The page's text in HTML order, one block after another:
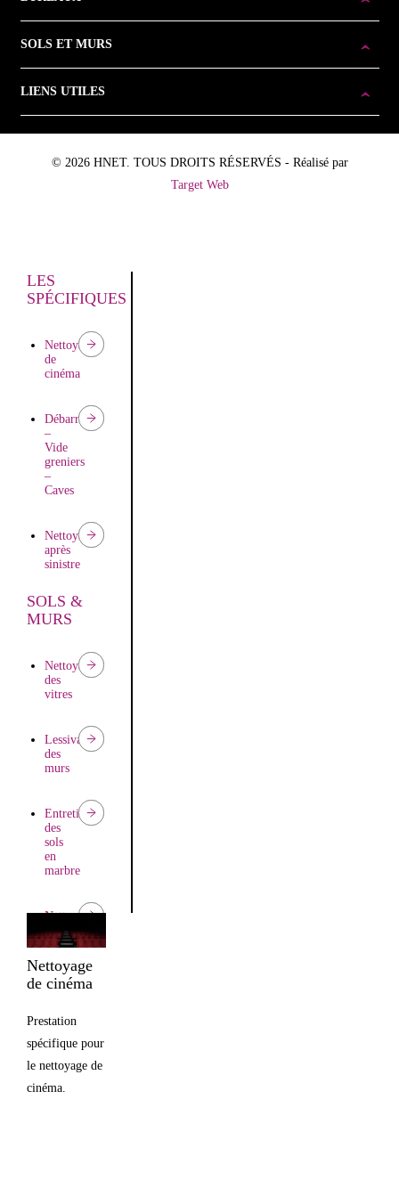
SOLS ET MURS
LIENS UTILES
© 2026 HNET. TOUS DROITS RÉSERVÉS - Réalisé par
Target Web
LES
SPÉCIFIQUES
Nettoyage
de
cinéma
Débarras
–
Vide
greniers
–
Caves
Nettoyage
après
sinistre
Nettoyage
après
Remise
en
d’appartements
SOLS &
MURS
Nettoyage
des
vitres
Lessivage
des
murs
Entretien
des
sols
en
marbre
Nettoyage
moquette
Entretien
des
Nettoyage
de cinéma
Prestation
spécifique pour
le nettoyage de
cinéma.